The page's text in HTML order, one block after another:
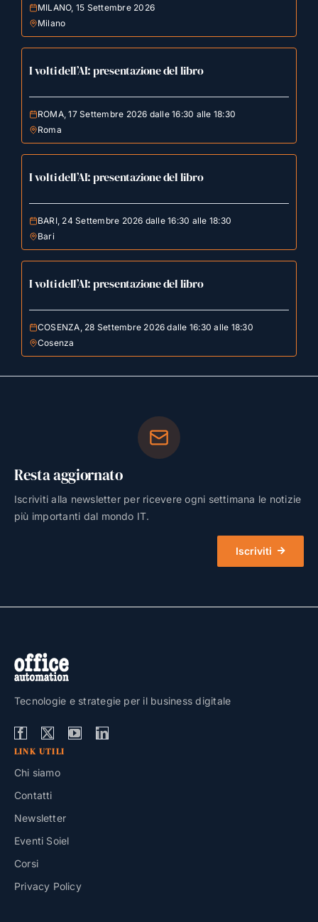
MILANO, 15 Settembre 2026
Milano
I volti dell’AI: presentazione del libro
ROMA, 17 Settembre 2026 dalle 16:30 alle 18:30
Roma
I volti dell’AI: presentazione del libro
BARI, 24 Settembre 2026 dalle 16:30 alle 18:30
Bari
I volti dell’AI: presentazione del libro
COSENZA, 28 Settembre 2026 dalle 16:30 alle 18:30
Cosenza
Resta aggiornato
Iscriviti alla newsletter per ricevere ogni settimana le notizie
più importanti dal mondo IT.
Iscriviti
Tecnologie e strategie per il business digitale
LINK UTILI
Chi siamo
Contatti
Newsletter
Eventi Soiel
Corsi
Privacy Policy